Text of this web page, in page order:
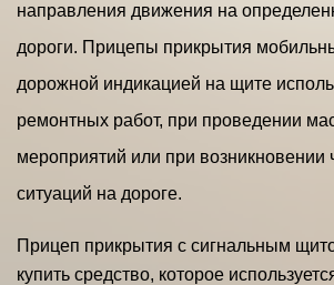
направления движения на
дороги. Прицепы прикрытия
дорожной индикацией на щите
ремонтных работ, при проведении
мероприятий или при возникновении
ситуаций на дороге.
Прицеп прикрытия с сигнальным
купить средство, которое